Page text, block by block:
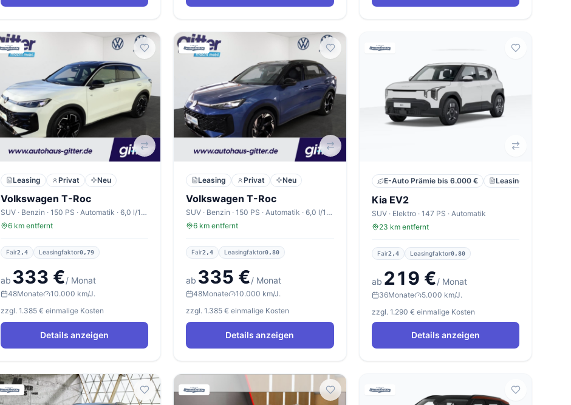
Leasing Privat Neu
Volkswagen T-Roc
SUV · Benzin · 150 PS · Automatik · 6,0 l/100km
6 km entfernt
Fair2,4 Leasingfaktor0,79
ab 333 €/ Monat
48Monate
10.000 km/J.
zzgl. 1.385 € einmalige Kosten
Details anzeigen
Leasing Privat Neu
Volkswagen T-Roc
SUV · Benzin · 150 PS · Automatik · 6,0 l/100km
6 km entfernt
Fair2,4 Leasingfaktor0,80
ab 335 €/ Monat
48Monate
10.000 km/J.
zzgl. 1.385 € einmalige Kosten
Details anzeigen
E-Auto Prämie bis 6.000 € Leasing
Kia EV2
SUV · Elektro · 147 PS · Automatik
23 km entfernt
Fair2,4 Leasingfaktor0,80
ab 219 €/ Monat
36Monate
5.000 km/J.
zzgl. 1.290 € einmalige Kosten
Details anzeigen